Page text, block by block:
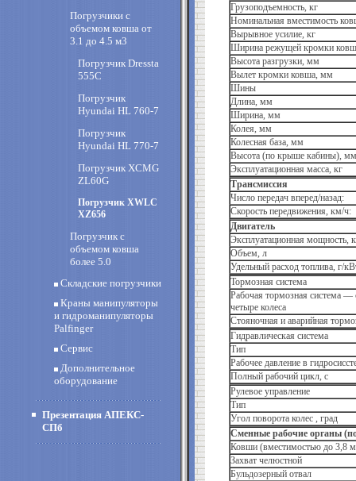
Погрузчики с
объемом ковша от
3.1 до 4.5 м3
Погрузчик Dressta
555C
Погрузчик
Hyundai HL 760-7
Погрузчик
Hyundai HL 770-7
Погрузчик XCMG
ZL60G
Погрузчик XWLC
XZ656
Погрузчик с
объемом ковша
более 5.0
Складские погрузчики
Краны манипуляторы
и гидроманипуляторы
Palfinger
Сервис
Дополнительное
оборудование
Презентация АПЕКС-
СПб
Грузоподъемность, кг
Номинальная вместимость
Вырывное усилие, кг
Ширина режущей кромки
Высота разгрузки, мм
Вылет кромки ковша, мм
Шины
Длина, мм
Ширина, мм
Колея, мм
Колесная база, мм
Высота (по крыше кабины), мм
Эксплуатационная масса, кг
Трансмиссия
Число передач вперед/назад:
Скорость передвижения, км/ч:
Двигатель
Эксплуатационная мощность,
Объем, л
Удельный расход топлива, г/
Тормозная система
Рабочая тормозная система —
четыре колеса
Cтояночная и аварийная
Гидравлическая система
Тип
Рабочее давление в
Полный рабочий цикл, с
Рулевое управление
Тип
Угол поворота колес , град
Сменные рабочие органы
Ковши (вместимостью до 3,8
Захват челюстной
Бульдозерный отвал